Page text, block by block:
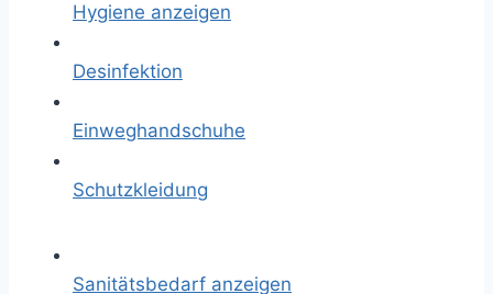
Hygiene anzeigen
Desinfektion
Einweghandschuhe
Schutzkleidung
Sanitätsbedarf anzeigen